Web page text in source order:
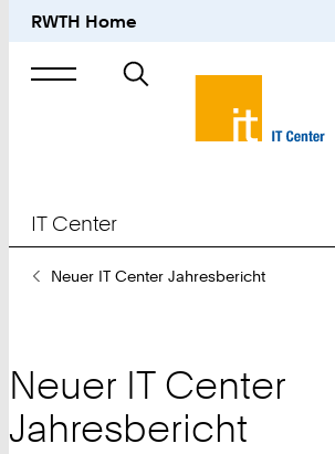
RWTH Home
Suche
nach
IT Center
SieNeuer IT Center Jahresbericht
Neuer IT Center
Jahresbericht